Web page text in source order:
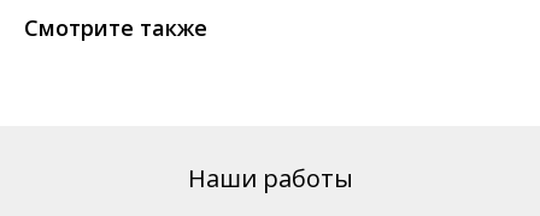
Смотрите также
Наши работы